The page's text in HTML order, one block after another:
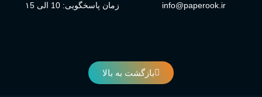
info@paperook.ir زمان پاسخگویی: 10 الی ۱5
بازگشت به بالا